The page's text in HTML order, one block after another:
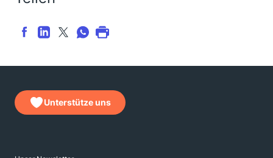
Unterstütze uns